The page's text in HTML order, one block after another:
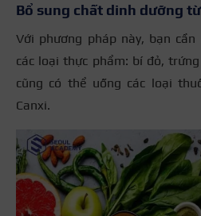
Bổ sung chất dinh dưỡng
Với phương pháp này, bạn
các loại thực phẩm: bí đỏ,
cũng có thể uống các loại
Canxi.